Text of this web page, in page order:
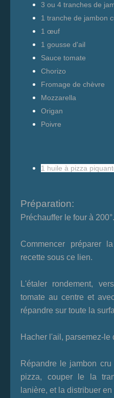
3 ou 4 tranches de
1 tranche de jambon
1 œuf
1 gousse d'ail
Sauce tomate
Chorizo
Fromage de chèvre
Mozzarella
Origan
Poivre
1 huile à pizza
Préparation:
Préchauffer le four à 200°.
Commencer préparer la
recette sous ce lien.
L'étaler rondement,
tomate au centre et
répandre sur toute la
Hacher l'ail, parsemez-le
Répandre le jambon
pizza, couper le la
lanière, et la distribuer